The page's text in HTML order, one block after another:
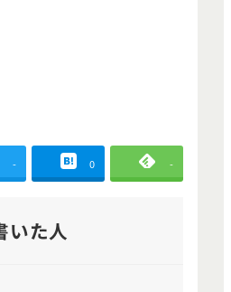
- 0 -
いた人